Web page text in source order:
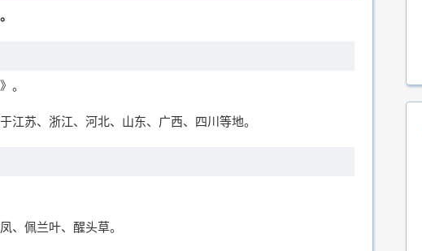
。
苏、浙江、河北、山东、广西、四川等地。
、佩兰叶、醒头草。